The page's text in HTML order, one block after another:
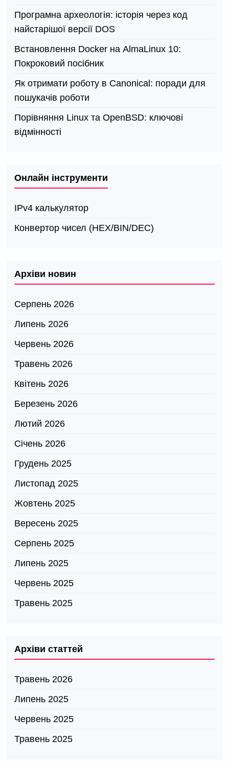
Програмна археологія: історія через код
найстарішої версії DOS
Встановлення Docker на AlmaLinux 10:
Покроковий посібник
Як отримати роботу в Canonical: поради для
пошукачів роботи
Порівняння Linux та OpenBSD: ключові
відмінності
Онлайн інструменти
IPv4 калькулятор
Конвертор чисел (HEX/BIN/DEC)
Архіви новин
Серпень 2026
Липень 2026
Червень 2026
Травень 2026
Квітень 2026
Березень 2026
Лютий 2026
Січень 2026
Грудень 2025
Листопад 2025
Жовтень 2025
Вересень 2025
Серпень 2025
Липень 2025
Червень 2025
Травень 2025
Архіви статтей
Травень 2026
Липень 2025
Червень 2025
Травень 2025